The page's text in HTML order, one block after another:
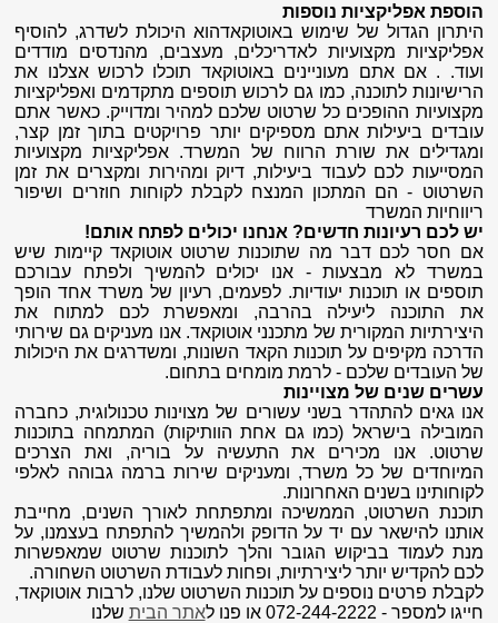
הוספת אפליקציות נוספות
היתרון הגדול של שימוש באוטוקאדהוא היכולת לשדרג, להוסיף
אפליקציות מקצועיות לאדריכלים, מעצבים, מהנדסים מודדים
ועוד. . אם אתם מעוניינים באוטוקאד תוכלו לרכוש אצלנו את
הרישיונות לתוכנה, כמו גם לרכוש תוספים מתקדמים ואפליקציות
מקצועיות ההופכים כל שרטוט שלכם למהיר ומדוייק. כאשר אתם
עובדים ביעילות אתם מספיקים יותר פרויקטים בתוך זמן קצר,
ומגדילים את שורת הרווח של המשרד. אפליקציות מקצועיות
המסייעות לכם לעבוד ביעילות, דיוק ומהירות ומקצרים את זמן
השרטוט - הם המתכון המנצח לקבלת לקוחות חוזרים ושיפור
ריווחיות המשרד
יש לכם רעיונות חדשים? אנחנו יכולים לפתח אותם!
אם חסר לכם דבר מה שתוכנות שרטוט אוטוקאד קיימות שיש
במשרד לא מבצעות - אנו יכולים להמשיך ולפתח עבורכם
תוספים או תוכנות יעודיות. לפעמים, רעיון של משרד אחד הופך
את התוכנה ליעילה בהרבה, ומאפשרת לכם למתוח את
היצירתיות המקורית של מתכנני אוטוקאד. אנו מעניקים גם שירותי
הדרכה מקיפים על תוכנות הקאד השונות, ומשדרגים את היכולות
של העובדים שלכם - לרמת מומחים בתחום.
עשרים שנים של מצויינות
אנו גאים להתהדר בשני עשורים של מצוינות טכנולוגית, כחברה
המובילה בישראל (כמו גם אחת הוותיקות) המתמחה בתוכנות
שרטוט. אנו מכירים את התעשיה על בוריה, ואת הצרכים
המיוחדים של כל משרד, ומעניקים שירות ברמה גבוהה לאלפי
לקוחותינו בשנים האחרונות.
תוכנת השרטוט, הממשיכה ומתפתחת לאורך השנים, מחייבת
אותנו להישאר עם יד על הדופק ולהמשיך להתפתח בעצמנו, על
מנת לעמוד בביקוש הגובר והלך לתוכנות שרטוט שמאפשרות
לכם להקדיש יותר ליצירתיות, ופחות לעבודת השרטוט השחורה.
לקבלת פרטים נוספים על תוכנות השרטוט שלנו, לרבות אוטוקאד,
חייגו למספר - 072-244-2222 או פנו ל
אתר הבית שלנו